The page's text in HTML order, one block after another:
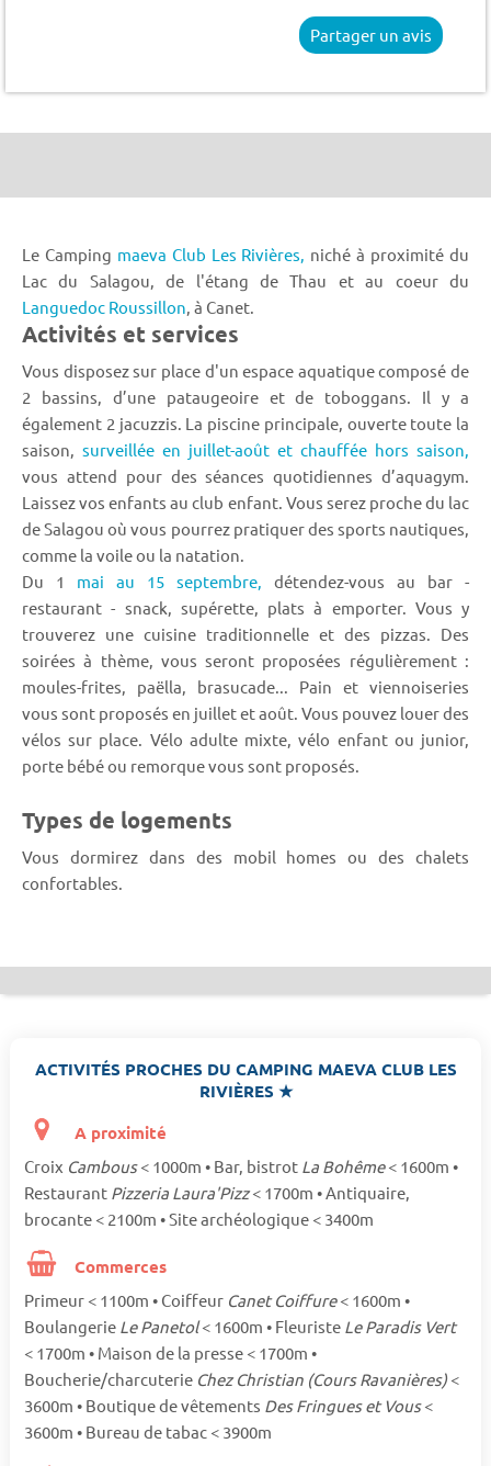
Partager un avis
Le Camping maeva Club Les Rivières, niché à proximité du
Lac du Salagou, de l'étang de Thau et au coeur du
Languedoc Roussillon , à Canet.
Activités et services
Vous disposez sur place d'un espace aquatique composé de
2 bassins, d’une pataugeoire et de toboggans. Il y a
également 2 jacuzzis. La piscine principale, ouverte toute la
saison, surveillée en juillet-août et chauffée hors saison,
vous attend pour des séances quotidiennes d’aquagym.
Laissez vos enfants au club enfant. Vous serez proche du lac
de Salagou où vous pourrez pratiquer des sports nautiques,
comme la voile ou la natation.
Du 1 mai au 15 septembre,
détendez-vous au bar -
restaurant - snack, supérette, plats à emporter. Vous y
trouverez une cuisine traditionnelle et des pizzas. Des
soirées à thème, vous seront proposées régulièrement :
moules-frites, paëlla, brasucade... Pain et viennoiseries
vous sont proposés en juillet et août. Vous pouvez louer des
vélos sur place. Vélo adulte mixte, vélo enfant ou junior,
porte bébé ou remorque vous sont proposés.
Types de logements
Vous dormirez dans des mobil homes ou des chalets
confortables.
ACTIVITÉS PROCHES DU CAMPING MAEVA CLUB LES
RIVIÈRES ★
A proximité
Croix Cambous< 1000m • Bar, bistrot La Bohême< 1600m •
Restaurant Pizzeria Laura'Pizz< 1700m • Antiquaire,
brocante < 2100m • Site archéologique < 3400m
Commerces
Primeur < 1100m • Coiffeur Canet Coiffure< 1600m •
Boulangerie Le Panetol< 1600m • Fleuriste Le Paradis Vert
< 1700m • Maison de la presse < 1700m •
Boucherie/charcuterie Chez Christian (Cours Ravanières) <
3600m • Boutique de vêtements Des Fringues et Vous<
3600m • Bureau de tabac < 3900m